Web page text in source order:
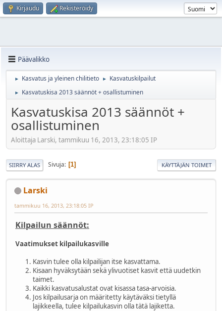
Kirjaudu Rekisteröidy
Päävalikko
► Kasvatus ja yleinen chilitieto ► Kasvatuskilpailut
► Kasvatuskisa 2013 säännöt + osallistuminen
Kasvatuskisa 2013 säännöt +
osallistuminen
Aloittaja Larski, tammikuu 16, 2013, 23:18:05 IP
SIIRRY ALAS Sivuja 1 KÄYTTÄJÄN TOIMET
Larski
tammikuu 16, 2013, 23:18:05 IP
Kilpailun säännöt:
Vaatimukset kilpailukasville
Kasvin tulee olla kilpailijan itse kasvattama.
Kisaan hyväksytään sekä ylivuotiset kasvit että uudetkin
taimet.
Kaikki kasvatusalustat ovat kisassa tasa-arvoisia.
Jos kilpailusarja on määritetty käytäväksi tietyllä
lajikkeella, tulee kilpailukasvin olla tätä lajiketta.